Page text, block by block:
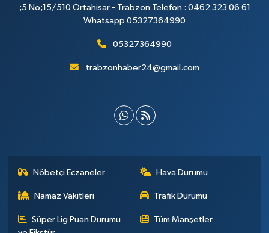
;5 No;15/510 Ortahisar - Trabzon Telefon : 0462 323 06 61
Whatsapp 05327364990
05327364990
trabzonhaber24@gmail.com
Nöbetçi Eczaneler Hava Durumu
Namaz Vakitleri Trafik Durumu
Süper Lig Puan Durumu
Tüm Manşetler